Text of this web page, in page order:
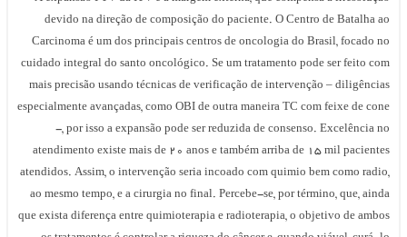
devido na direção de composição do paciente. O Centro de Batalha ao
Carcinoma é um dos principais centros de oncologia do Brasil, focado no
cuidado integral do santo oncológico. Se um tratamento pode ser feito com
mais precisão usando técnicas de verificação de intervenção – diligências
especialmente avançadas, como OBI de outra maneira TC com feixe de cone
-, por isso a expansão pode ser reduzida de consenso. Excelência no
atendimento existe mais de 20 anos e também arriba de 15 mil pacientes
atendidos. Assim, o intervenção seria incoado com quimio bem como radio,
ao mesmo tempo, e a cirurgia no final. Percebe-se, por término, que, ainda
que exista diferença entre quimioterapia e radioterapia, o objetivo de ambos